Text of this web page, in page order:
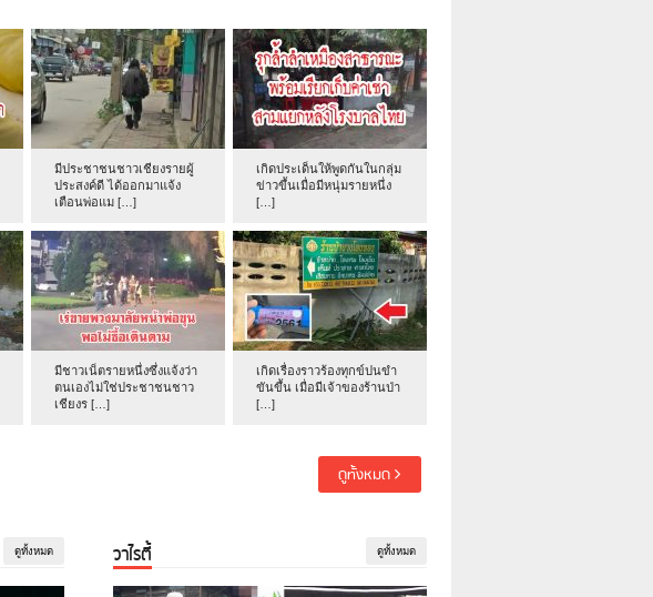
มีประชาชนชาวเชียงรายผู้
ประสงค์ดี ได้ออกมาแจ้ง
เตือนพ่อแม […]
เกิดประเด็นให้พูดกันในกลุ่ม
ข่าวขึ้นเมื่อมีหนุ่มรายหนึ่ง
[…]
มีชาวเน็ตรายหนึ่งซึ่งแจ้งว่า
ตนเองไม่ใช่ประชาชนชาว
เชียงร […]
เกิดเรื่องราวร้องทุกข์ปนขำ
ขันขึ้น เมื่อมีเจ้าของร้านป่า
[…]
ดูทั้งหมด
ดูทั้งหมด วาไรตี้ ดูทั้งหมด